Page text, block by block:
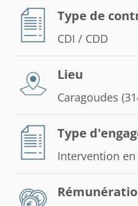
Type de
CDI / CDD
Lieu
Caragoudes
Type
Intervention